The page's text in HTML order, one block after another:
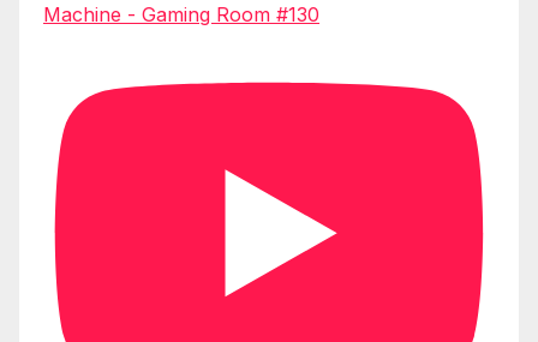
Machine - Gaming Room #130